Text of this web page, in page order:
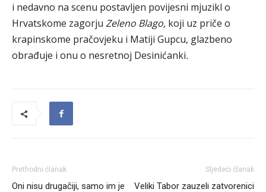
i nedavno na scenu postavljen povijesni mjuzikl o
Hrvatskome zagorju Zeleno Blago, koji uz priče o
krapinskome pračovjeku i Matiji Gupcu, glazbeno
obrađuje i onu o nesretnoj Desinićanki.
Prethodni članak
Oni nisu drugačiji, samo im je
Sljedeći članak
Veliki Tabor zauzeli zatvorenici